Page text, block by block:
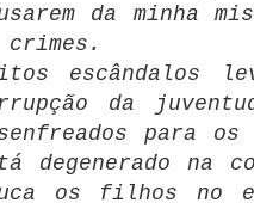
da minha
crimes.
escândalos
da
para
degenerado na
os filhos no